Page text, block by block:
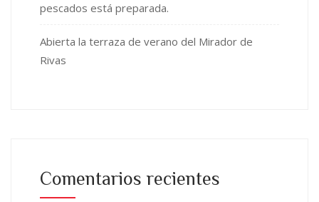
pescados está preparada.
Abierta la terraza de verano del Mirador de
Rivas
Comentarios recientes